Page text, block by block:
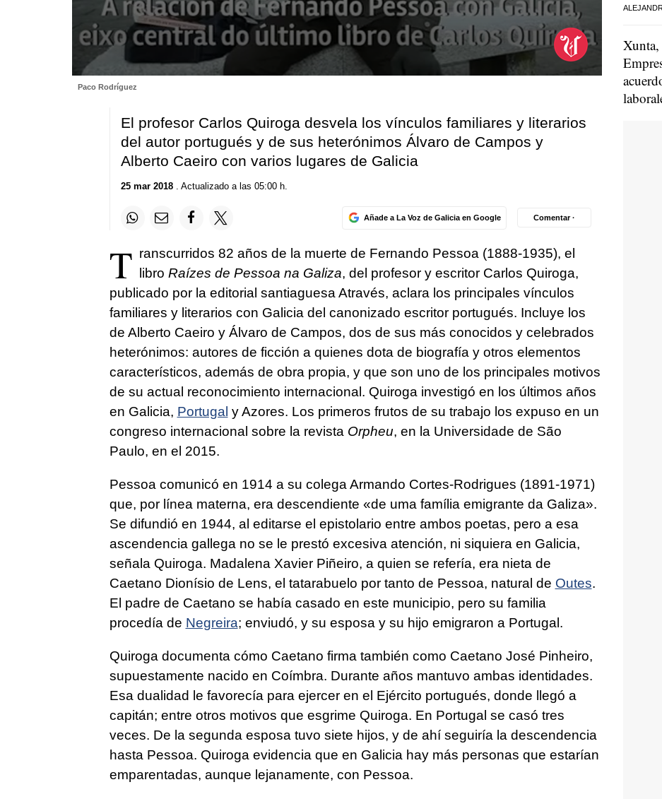
seconds
Volume
Paco Rodríguez
El profesor Carlos Quiroga desvela los vínculos familiares y literarios
del autor portugués y de sus heterónimos Álvaro de Campos y
Alberto Caeiro con varios lugares de Galicia
25 mar 2018. Actualizado a las 05:00 h.
Añade a La Voz de Galicia en Google Comentar ·
T ranscurridos 82 años de la muerte de Fernando Pessoa (1888-1935), el
libro Raízes de Pessoa na Galiza, del profesor y escritor Carlos Quiroga,
publicado por la editorial santiaguesa Através, aclara los principales vínculos
familiares y literarios con Galicia del canonizado escritor portugués. Incluye los
de Alberto Caeiro y Álvaro de Campos, dos de sus más conocidos y celebrados
heterónimos: autores de ficción a quienes dota de biografía y otros elementos
característicos, además de obra propia, y que son uno de los principales motivos
de su actual reconocimiento internacional. Quiroga investigó en los últimos años
en Galicia, Portugal y Azores. Los primeros frutos de su trabajo los expuso en un
congreso internacional sobre la revista Orpheu, en la Universidade de São
Paulo, en el 2015.
Pessoa comunicó en 1914 a su colega Armando Cortes-Rodrigues (1891-1971)
que, por línea materna, era descendiente «de uma família emigrante da Galiza».
Se difundió en 1944, al editarse el epistolario entre ambos poetas, pero a esa
ascendencia gallega no se le prestó excesiva atención, ni siquiera en Galicia,
señala Quiroga. Madalena Xavier Piñeiro, a quien se refería, era nieta de
Caetano Dionísio de Lens, el tatarabuelo por tanto de Pessoa, natural de Outes.
El padre de Caetano se había casado en este municipio, pero su familia
procedía de Negreira; enviudó, y su esposa y su hijo emigraron a Portugal.
Quiroga documenta cómo Caetano firma también como Caetano José Pinheiro,
supuestamente nacido en Coímbra. Durante años mantuvo ambas identidades.
Esa dualidad le favorecía para ejercer en el Ejército portugués, donde llegó a
capitán; entre otros motivos que esgrime Quiroga. En Portugal se casó tres
veces. De la segunda esposa tuvo siete hijos, y de ahí seguiría la descendencia
hasta Pessoa. Quiroga evidencia que en Galicia hay más personas que estarían
emparentadas, aunque lejanamente, con Pessoa.
Xunta,